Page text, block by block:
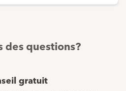
des questions?
gratuit